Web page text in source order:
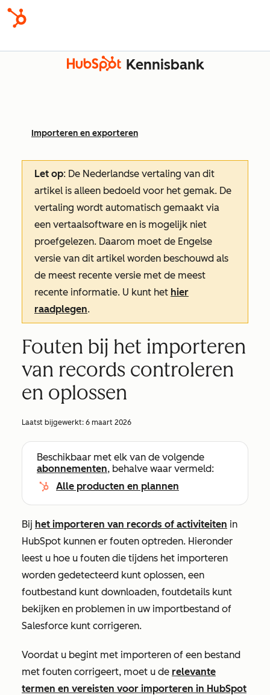
Kennisbank
Importeren en exporteren
Let op: De Nederlandse vertaling van dit
artikel is alleen bedoeld voor het gemak. De
vertaling wordt automatisch gemaakt via
een vertaalsoftware en is mogelijk niet
proefgelezen. Daarom moet de Engelse
versie van dit artikel worden beschouwd als
de meest recente versie met de meest
recente informatie. U kunt het hier
raadplegen.
Fouten bij het importeren
van records controleren
en oplossen
Laatst bijgewerkt: 6 maart 2026
Beschikbaar met elk van de volgende
abonnementen, behalve waar vermeld:
Alle producten en plannen
Bij het importeren van records of activiteiten in
HubSpot kunnen er fouten optreden. Hieronder
leest u hoe u fouten die tijdens het importeren
worden gedetecteerd kunt oplossen, een
foutbestand kunt downloaden, foutdetails kunt
bekijken en problemen in uw importbestand of
Salesforce kunt corrigeren.
Voordat u begint met importeren of een bestand
met fouten corrigeert, moet u de relevante
termen en vereisten voor importeren in HubSpot